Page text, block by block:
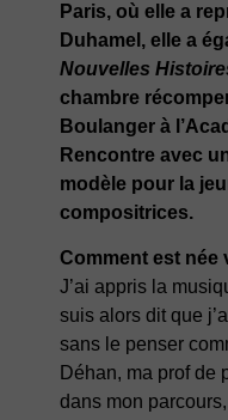
Paris, où elle a
Duhamel, elle a
Nouvelles
chambre
Boulanger à
Rencontre avec
modèle pour la
compositrices.
Comment est née
J’ai appris la
suis alors dit que
sans le penser
Déhan, ma prof de
dans mon